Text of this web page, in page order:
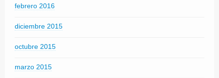
febrero 2016
diciembre 2015
octubre 2015
marzo 2015